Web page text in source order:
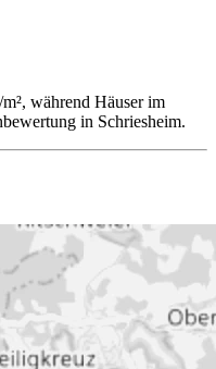
während Häuser im
in Schriesheim.